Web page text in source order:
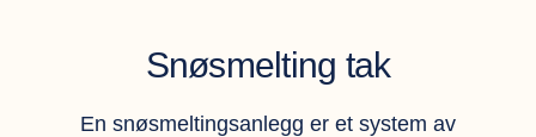
Snøsmelting tak
En snøsmeltingsanlegg er et system av